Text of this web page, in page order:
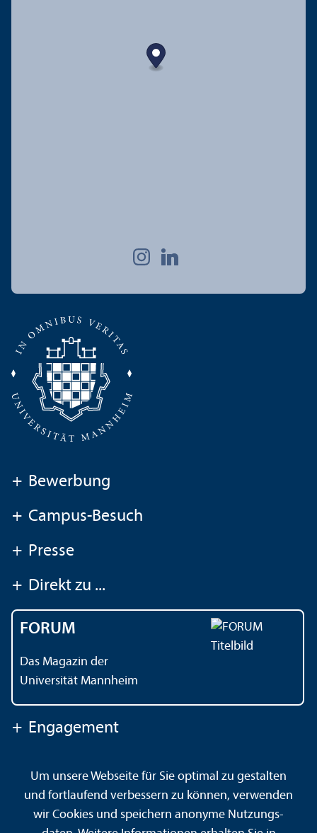
+ Bewerbung
+ Campus-Besuch
+ Presse
+ Direkt zu ...
FORUM
Das Magazin der
Universität Mannheim
+ Engagement
Kontakt Impressum Datenschutz
Barrierefreiheit
Gebärdensprache
Leichte Sprache
Sitemap
Hausordnung
Sicherheit und Notfälle
Um unsere Webseite für Sie optimal zu gestalten
und fortlaufend verbessern zu können, verwenden
wir Cookies und speichern anonyme Nutzungs­